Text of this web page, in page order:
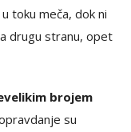
toku meča, dok ni
drugu stranu, opet
brojem
su